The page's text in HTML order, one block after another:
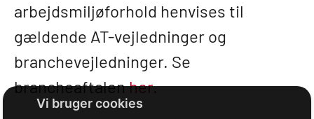
arbejdsmiljøforhold henvises til
gældende AT-vejledninger og
branchevejledninger. Se
brancheaftalenher.